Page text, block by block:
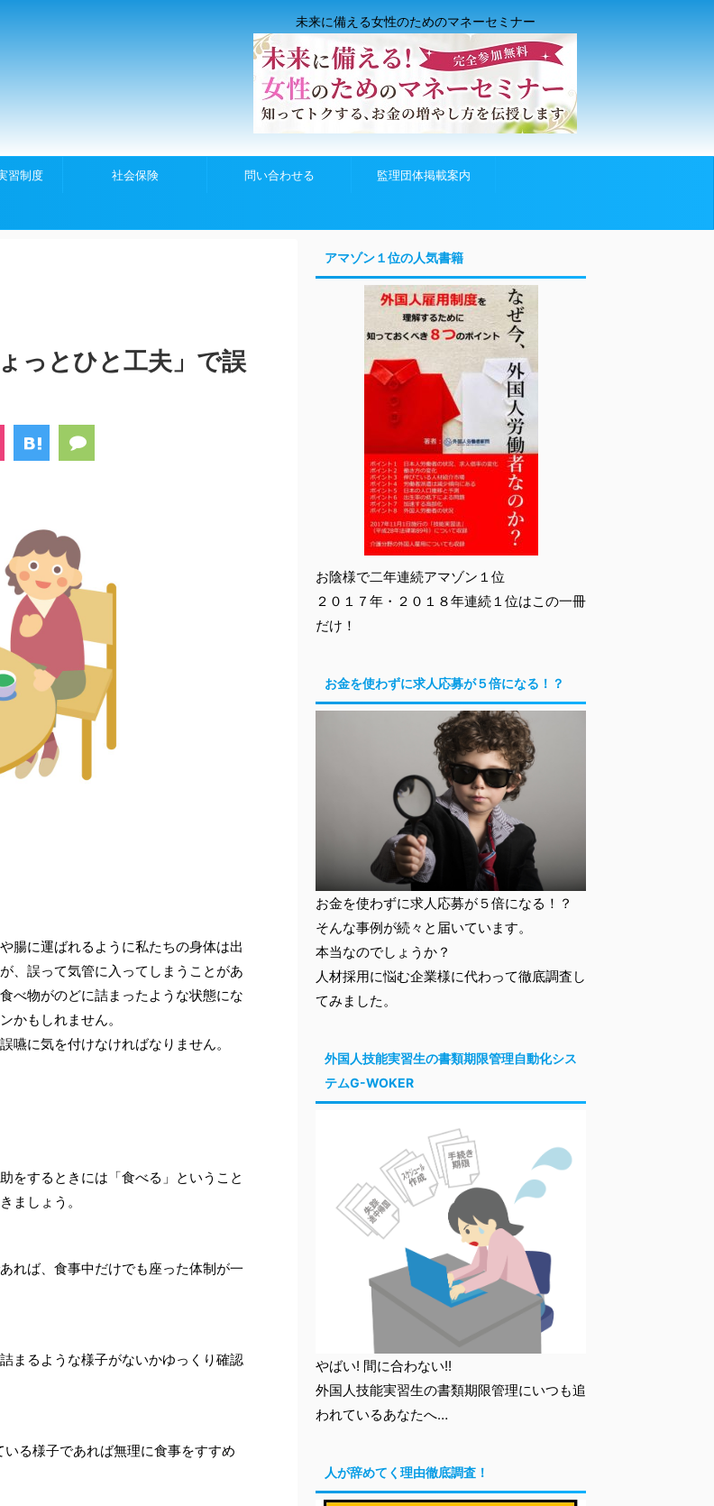
未来に備える女性のためのマネーセミナー
習制度 社会保険 問い合わせる 監理団体掲載案内
っとひと工夫」で誤
腸に運ばれるように私たちの身体は出
、誤って気管に入ってしまうことがあ
べ物がのどに詰まったような状態にな
かもしれません。
嚥に気を付けなければなりません。
をするときには「食べる」ということ
ましょう。
れば、食事中だけでも座った体制が一
まるような様子がないかゆっくり確認
る様子であれば無理に食事をすすめ
アマゾン１位の人気書籍
お陰様で二年連続アマゾン１位
２０１７年・２０１８年連続１位はこの一冊
だけ！
お金を使わずに求人応募が５倍になる！？
お金を使わずに求人応募が５倍になる！？
そんな事例が続々と届いています。
本当なのでしょうか？
人材採用に悩む企業様に代わって徹底調査し
てみました。
外国人技能実習生の書類期限管理自動化シス
テムG-WOKER
やばい! 間に合わない!!
外国人技能実習生の書類期限管理にいつも追
われているあなたへ…
人が辞めてく理由徹底調査！